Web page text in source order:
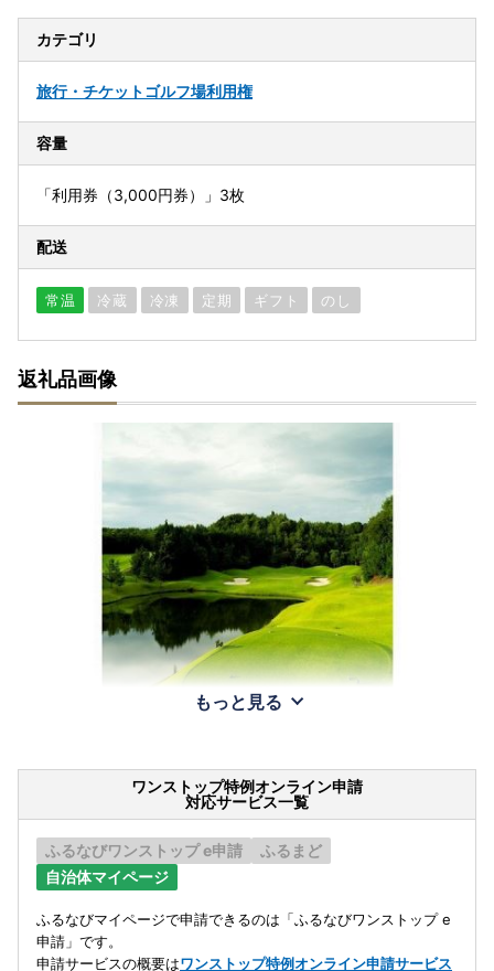
カテゴリ
旅行・チケット ゴルフ場利用権
容量
「利用券（3,000円券）」3枚
配送
常温 冷蔵 冷凍 定期 ギフト のし
返礼品画像
もっと見る
ワンストップ特例オンライン申請
対応サービス一覧
ふるなびワンストップ e申請
ふるまど
自治体マイページ
ふるなびマイページで申請できるのは「ふるなびワンストップ e
申請」です。
申請サービスの概要はワンストップ特例オンライン申請サービス